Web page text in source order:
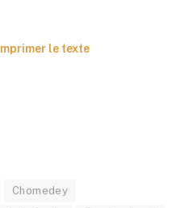
Imprimer le texte
Chomedey